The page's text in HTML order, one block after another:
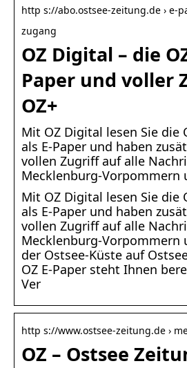
http s://abo.ostsee-zeitung.de › e-
zugang
OZ Digital – die
Paper und voller
OZ+
Mit OZ Digital lesen Sie die
als E-Paper und haben
vollen Zugriff auf alle
Mecklenburg-Vorpommern
Mit OZ Digital lesen Sie die
als E-Paper und haben
vollen Zugriff auf alle
Mecklenburg-Vorpommern
der Ostsee-Küste auf
OZ E-Paper steht Ihnen
Ver
http s://www.ostsee-zeitung.de ›
OZ – Ostsee